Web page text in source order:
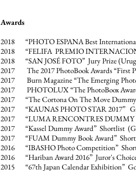
Awards
2018 “PHOTO ESPANA Best
2018 “FELIFA PREMIO
2018 “SAN JOSÉ FOTO” Jury Prize
2017 The 2017 PhotoBook Awards“First
2017 Burn Magazine “The Emerging
2017 PHOTOLUX “The PhotoBoox
2017 “The Cortona On The Move
2017 “KAUNAS PHOTO STAR 2017”
2017 “LUMA RENCONTRES DUMMY
2017 “Kassel Dummy Award” Shortlist
2017 “FUAM Dummy Book Award”
2016 “IBASHO PhotoCompetition”
2016 “Hariban Award 2016” Juror's
2015 “67th Japan Calendar Exhibition”